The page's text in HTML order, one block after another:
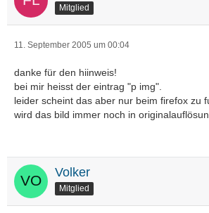
Mitglied
11. September 2005 um 00:04
danke für den hiinweis!
bei mir heisst der eintrag "p img".
leider scheint das aber nur beim firefox zu
wird das bild immer noch in
Volker
Mitglied